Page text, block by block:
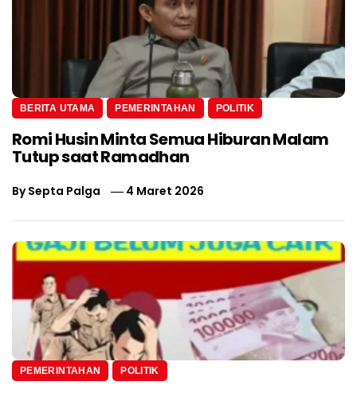
BERITA UTAMA PEMERINTAHAN POLITIK
Romi Husin Minta Semua Hiburan Malam
Tutup saat Ramadhan
BySepta Palga 4 Maret 2026
PEMERINTAHAN POLITIK